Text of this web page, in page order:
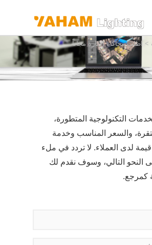
> اطلب محاكاة الانارة مجاناً
التكنولوجية المتطورة،
والسعر المناسب وخدمة
قيمة لدى العملاء. لا تردد في ملء
النحو التالي، وسوف نقدم لك
كمرجع.